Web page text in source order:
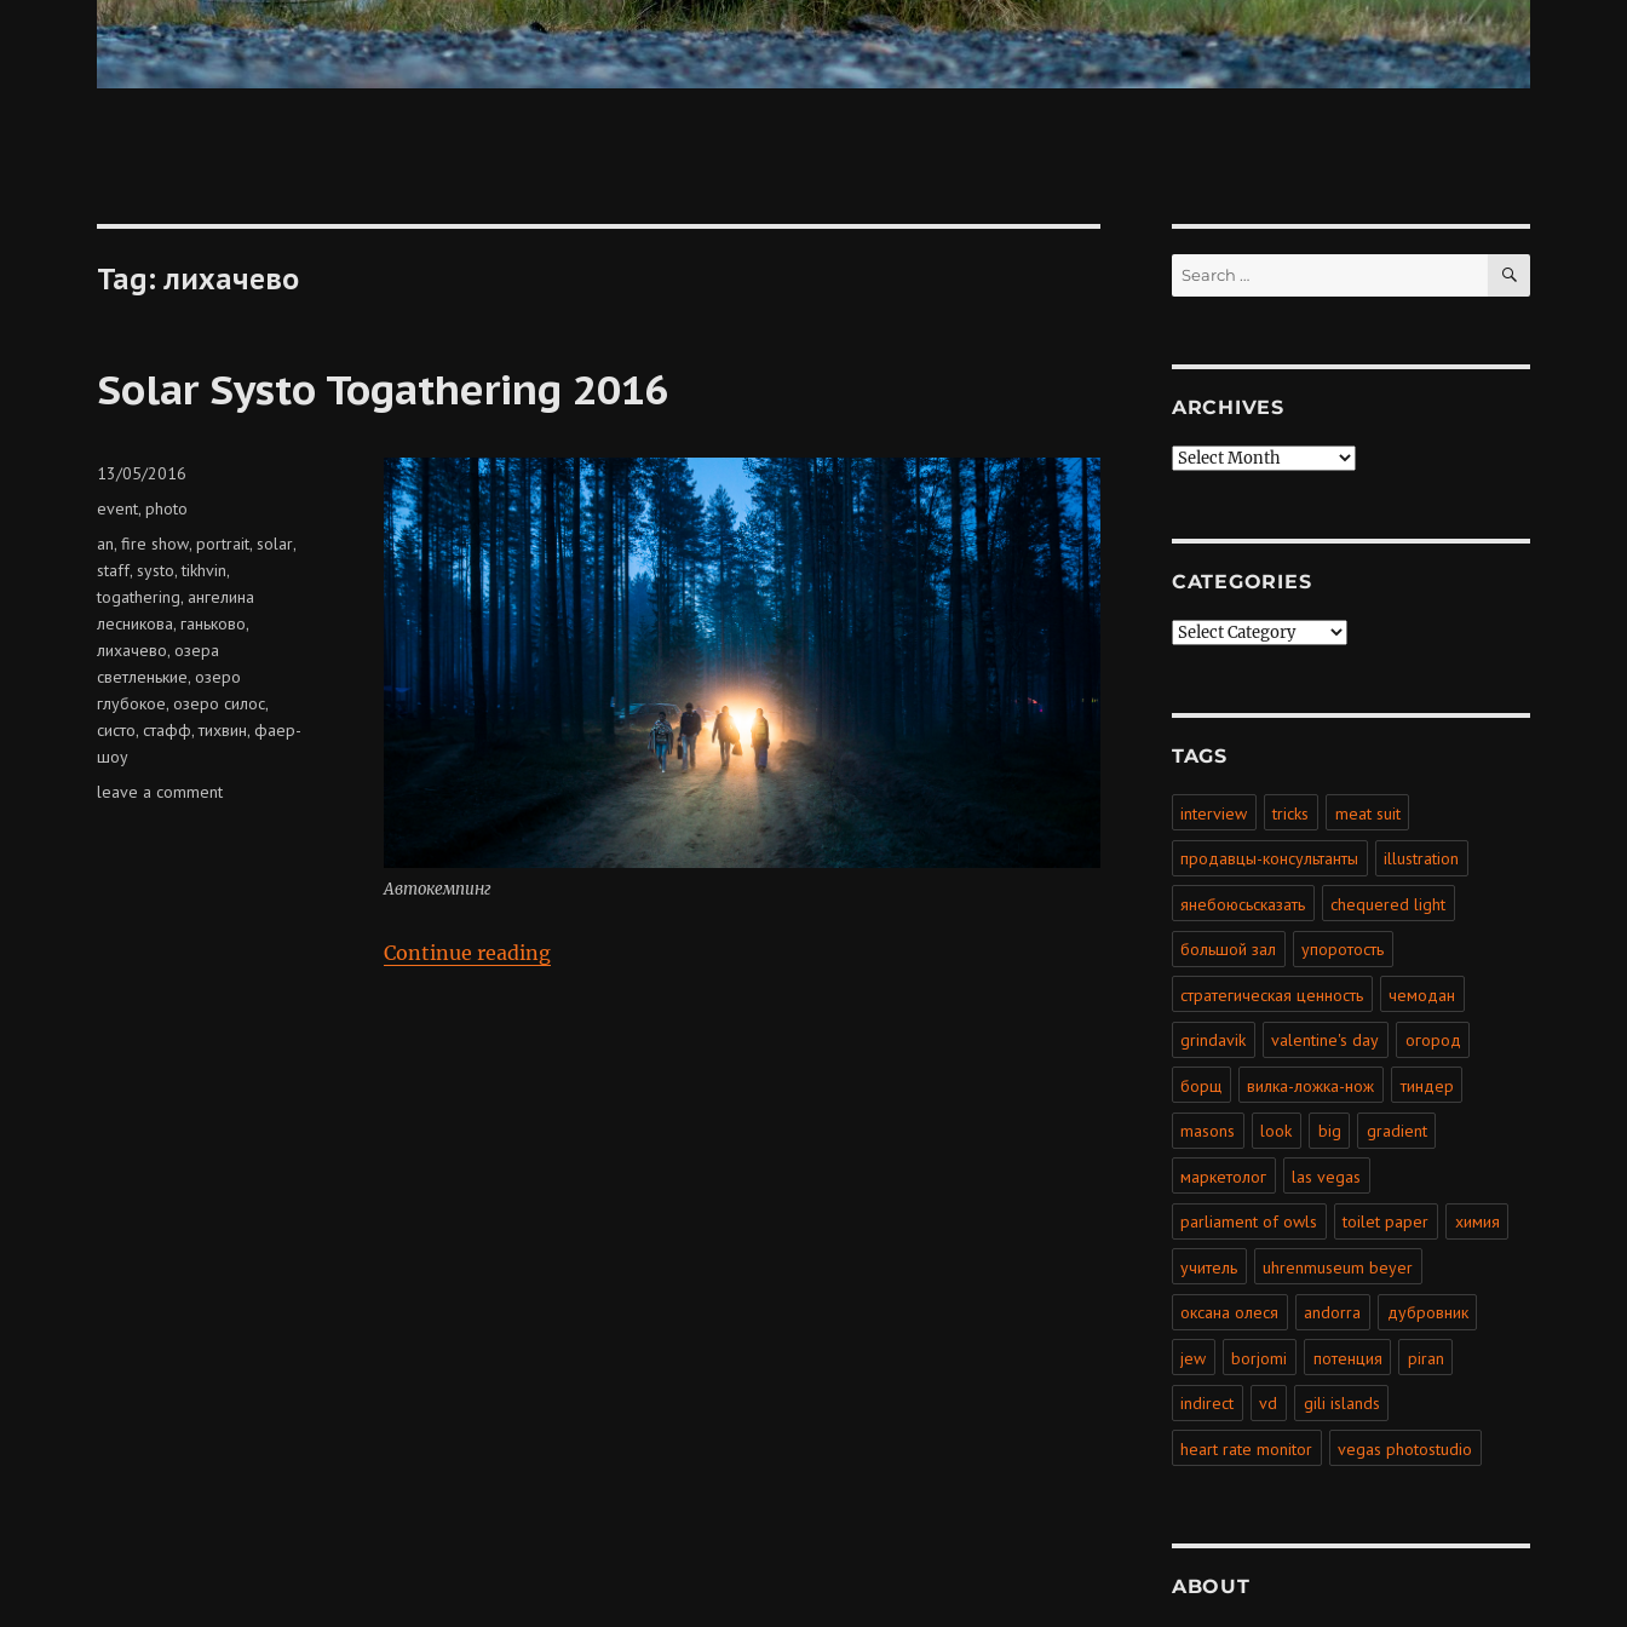
Tag:лихачево
Solar Systo Togathering 2016
Автокемпинг
Continue reading“Solar Systo Togathering 2016”
Posted
13/05/2016
Categories
event,photo
Tags
an,fire show,portrait, solar,
staff, systo,tikhvin,
togathering, ангелина
лесникова,ганьково,
лихачево,озера
светленькие,озеро
глубокое,озеро силос,
систо,стафф,тихвин,фаер-
шоу
leave a commenton
Search
for:
SEARCH
ARCHIVES
Archives
CATEGORIES
Categories
TAGS
interview tricks meat suit
продавцы-консультанты illustration
янебоюсьсказать chequered light
большой зал упоротость
стратегическая ценность чемодан
grindavik valentine's day огород
борщ вилка-ложка-нож тиндер
masons look big gradient
маркетолог las vegas
parliament of owls toilet paper химия
учитель uhrenmuseum beyer
оксана олеся andorra дубровник
jew borjomi потенция piran
indirect vd gili islands
heart rate monitor vegas photostudio
ABOUT